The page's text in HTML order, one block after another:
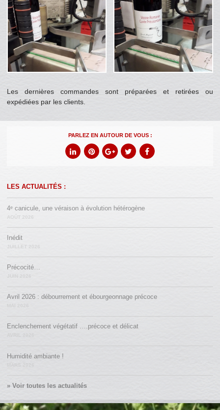
Les dernières commandes sont préparées et retirées ou
expédiées par les clients.
PARLEZ EN AUTOUR DE VOUS :
LES ACTUALITÉS :
4ᵉ canicule, une véraison à évolution hétérogène
AOÛT 2026
Inédit
JUILLET 2026
Précocité…
Avril 2026 : débourrement et ébourgeonnage précoce
Enclenchement végétatif ….précoce et délicat
Humidité ambiante !
» Voir toutes les actualités